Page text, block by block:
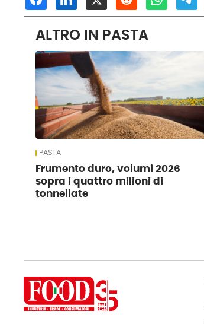
ALTRO IN PASTA
PASTA
Frumento duro, volumi 2026
sopra i quattro milioni di
tonnellate